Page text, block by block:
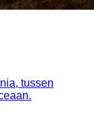
tussen